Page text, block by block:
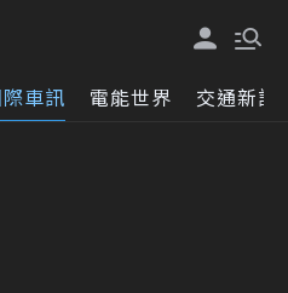
車訊 電能世界 交通新訊